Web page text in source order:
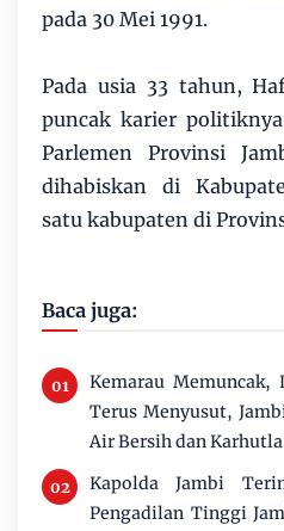
pada 30 Mei 1991.
Pada usia 33 tahun,
puncak karier
Parlemen Provinsi
dihabiskan di
satu kabupaten di
Baca juga:
Kemarau Memuncak,
Terus Menyusut,
Air Bersih dan Karhutla
Kapolda Jambi
Pengadilan Tinggi